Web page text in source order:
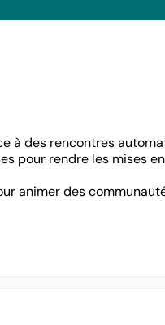
à des rencontres
pour rendre les mises
animer des
e-mail valide ?